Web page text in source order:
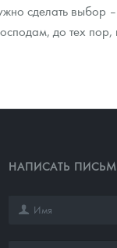
сделать выбор
до тех пор,
НАПИСАТЬ